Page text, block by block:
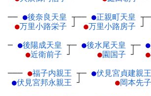
── ●後奈良天皇 ┬
●万里小路栄子 ┘
── ●正親町天皇 ┬
●万里小路房子 ┘
─ ●後陽成天皇 ┬
●近衛前子 ┘
─ ●後水尾天皇 ┬
●園国子 ┘
─ ●
●
─── ●福子内親王 ┬
●伏見宮邦永親王 ┘
─ ●伏見宮貞建親王
●岡本先子